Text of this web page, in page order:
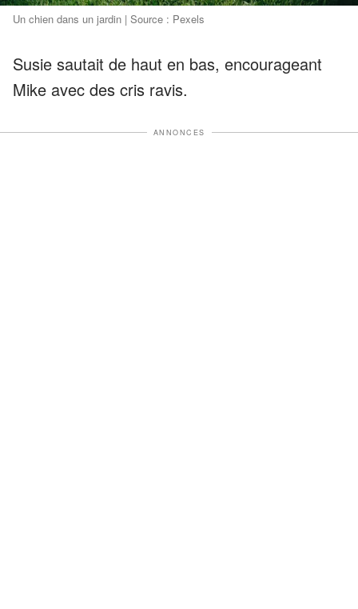
Un chien dans un jardin | Source : Pexels
Susie sautait de haut en bas, encourageant
Mike avec des cris ravis.
ANNONCES